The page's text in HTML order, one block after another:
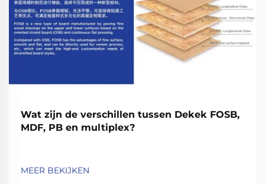
Wat zijn de verschillen tussen Dekek FOSB,
MDF, PB en multiplex?
MEER BEKIJKEN